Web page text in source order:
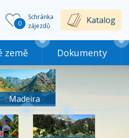
Schránka
zájezdů
0 Katalog
země Dokumenty
Madeira